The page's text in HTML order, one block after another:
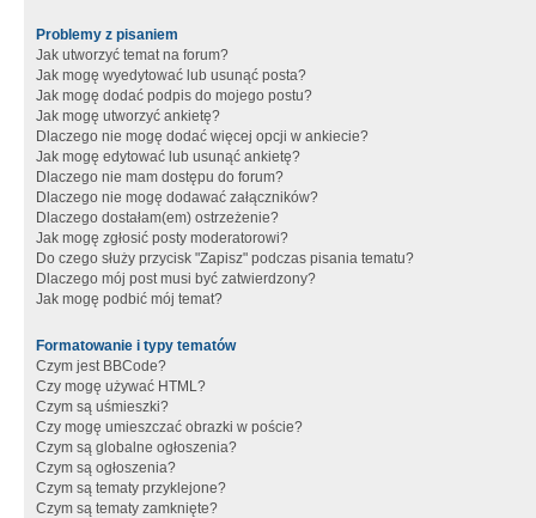
Problemy z pisaniem
Jak utworzyć temat na forum?
Jak mogę wyedytować lub usunąć posta?
Jak mogę dodać podpis do mojego postu?
Jak mogę utworzyć ankietę?
Dlaczego nie mogę dodać więcej opcji w ankiecie?
Jak mogę edytować lub usunąć ankietę?
Dlaczego nie mam dostępu do forum?
Dlaczego nie mogę dodawać załączników?
Dlaczego dostałam(em) ostrzeżenie?
Jak mogę zgłosić posty moderatorowi?
Do czego służy przycisk "Zapisz" podczas pisania tematu?
Dlaczego mój post musi być zatwierdzony?
Jak mogę podbić mój temat?
Formatowanie i typy tematów
Czym jest BBCode?
Czy mogę używać HTML?
Czym są uśmieszki?
Czy mogę umieszczać obrazki w poście?
Czym są globalne ogłoszenia?
Czym są ogłoszenia?
Czym są tematy przyklejone?
Czym są tematy zamknięte?